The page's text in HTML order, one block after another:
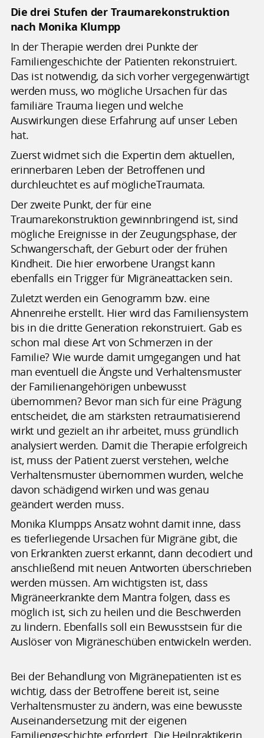
Die drei Stufen der Traumarekonstruktion
nach Monika Klumpp
In der Therapie werden drei Punkte der
Familiengeschichte der Patienten rekonstruiert.
Das ist notwendig, da sich vorher vergegenwärtigt
werden muss, wo mögliche Ursachen für das
familiäre Trauma liegen und welche
Auswirkungen diese Erfahrung auf unser Leben
hat.
Zuerst widmet sich die Expertin dem aktuellen,
erinnerbaren Leben der Betroffenen und
durchleuchtet es auf möglicheTraumata.
Der zweite Punkt, der für eine
Traumarekonstruktion gewinnbringend ist, sind
mögliche Ereignisse in der Zeugungsphase, der
Schwangerschaft, der Geburt oder der frühen
Kindheit. Die hier erworbene Urangst kann
ebenfalls ein Trigger für Migräneattacken sein.
Zuletzt werden ein Genogramm bzw. eine
Ahnenreihe erstellt. Hier wird das Familiensystem
bis in die dritte Generation rekonstruiert. Gab es
schon mal diese Art von Schmerzen in der
Familie? Wie wurde damit umgegangen und hat
man eventuell die Ängste und Verhaltensmuster
der Familienangehörigen unbewusst
übernommen? Bevor man sich für eine Prägung
entscheidet, die am stärksten retraumatisierend
wirkt und gezielt an ihr arbeitet, muss gründlich
analysiert werden. Damit die Therapie erfolgreich
ist, muss der Patient zuerst verstehen, welche
Verhaltensmuster übernommen wurden, welche
davon schädigend wirken und was genau
geändert werden muss.
Monika Klumpps Ansatz wohnt damit inne, dass
es tieferliegende Ursachen für Migräne gibt, die
von Erkrankten zuerst erkannt, dann decodiert und
anschließend mit neuen Antworten überschrieben
werden müssen. Am wichtigsten ist, dass
Migräneerkrankte dem Mantra folgen, dass es
möglich ist, sich zu heilen und die Beschwerden
zu lindern. Ebenfalls soll ein Bewusstsein für die
Auslöser von Migräneschüben entwickeln werden.
Bei der Behandlung von Migränepatienten ist es
wichtig, dass der Betroffene bereit ist, seine
Verhaltensmuster zu ändern, was eine bewusste
Auseinandersetzung mit der eigenen
Familiengeschichte erfordert. Die Heilpraktikerin